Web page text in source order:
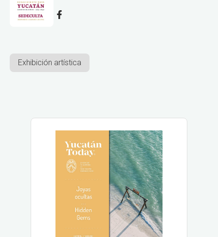
Exhibición artística